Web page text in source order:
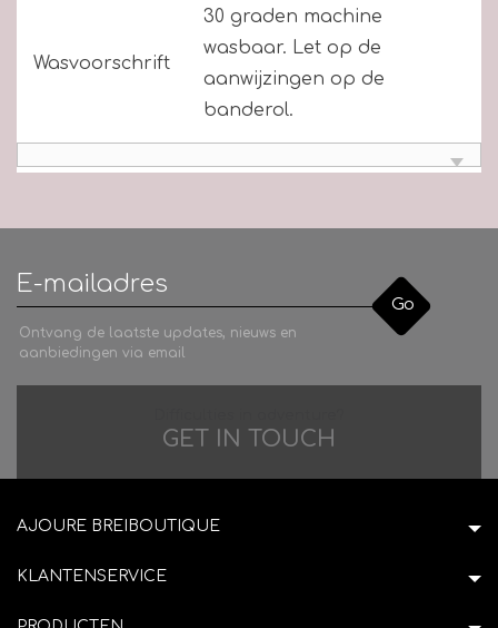
Wasvoorschrift
30 graden machine
wasbaar. Let op de
aanwijzingen op de
banderol.
Go
Ontvang de laatste updates, nieuws en
aanbiedingen via email
GET IN TOUCH
AJOURE BREIBOUTIQUE
KLANTENSERVICE